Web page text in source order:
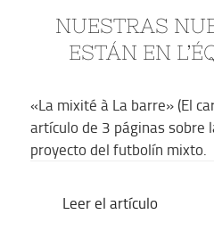
NUESTRAS
ESTÁN EN
«La mixité à La barre» (El
artículo de 3 páginas sobre
proyecto del futbolín mixto.
Leer el artículo